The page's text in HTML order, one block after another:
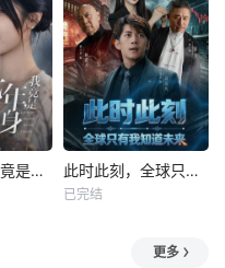
结婚七年，我竟是老公小青梅的替身 此时此刻，全球只有我知道未来
已完结
更多